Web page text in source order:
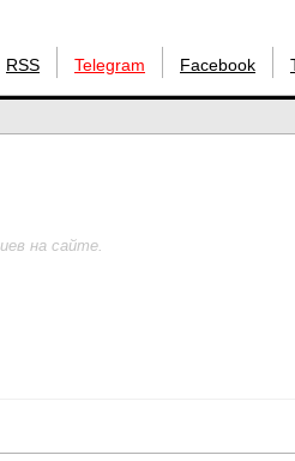
RSS Telegram Facebook
на сайте.